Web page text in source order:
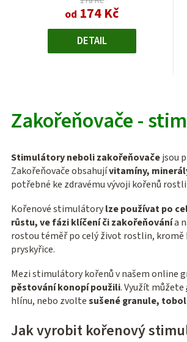
od 174 Kč
DETAIL
Zakořeňovače -
Stimulátory neboli zakořeňovačejsou
Zakořeňovače obsahujívitamíny,
potřebné ke zdravému vývoji kořenů
Kořenové stimulátorylze používat po
růstu, ve fázi klíčení či zakořeňovánía
rostou téměř po celý život rostlin, kromě
pryskyřice.
Mezi stimulátory kořenů v našem online
pěstování konopí použili. Využít můžete
hlínu, nebo zvoltesušené granule,
Jak vyrobit kořenový